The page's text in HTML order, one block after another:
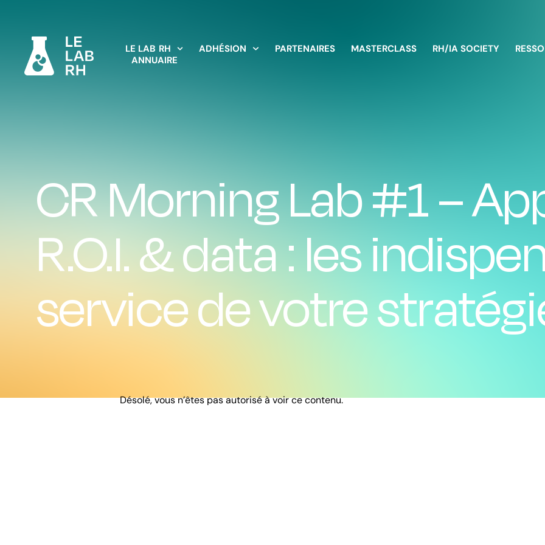
LE LAB RH ADHÉSION PARTENAIRES MASTERCLASS RH/IA SOCIETY
ANNUAIRE
CR Morning Lab #1 –
R.O.I. & data : les
service de votre
Désolé, vous n’êtes pas autorisé à voir ce contenu.